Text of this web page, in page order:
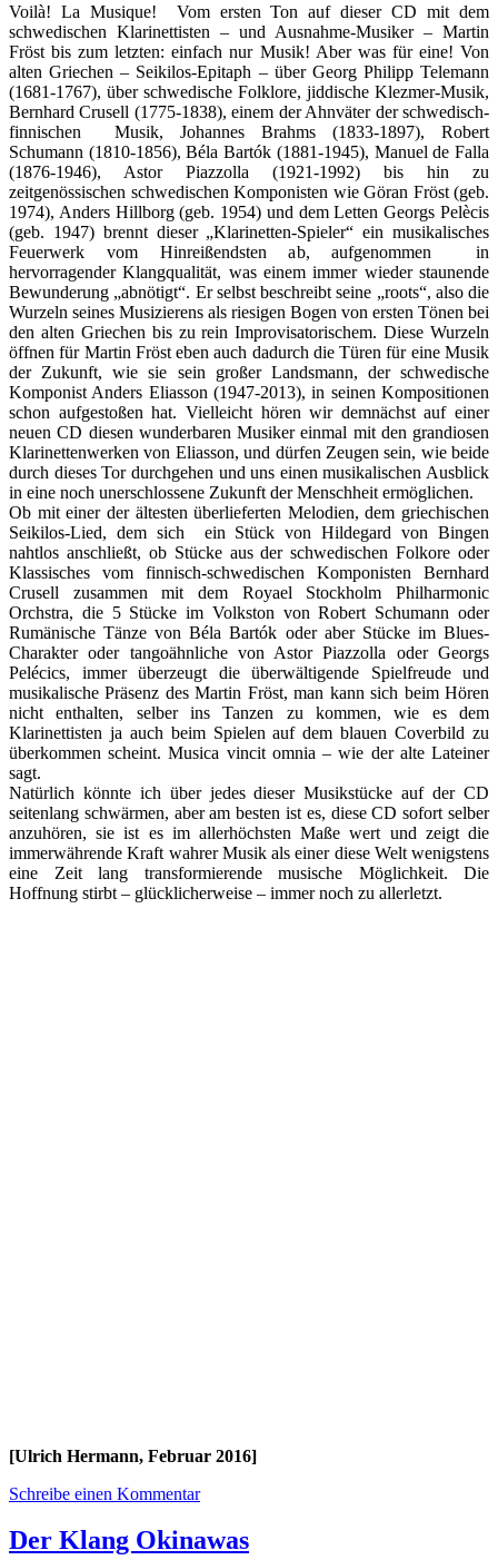
Voilà! La Musique! Vom ersten Ton auf dieser CD mit dem
schwedischen Klarinettisten – und Ausnahme-Musiker – Martin
Fröst bis zum letzten: einfach nur Musik! Aber was für eine! Von
alten Griechen – Seikilos-Epitaph – über Georg Philipp Telemann
(1681-1767), über schwedische Folklore, jiddische Klezmer-Musik,
Bernhard Crusell (1775-1838), einem der Ahnväter der schwedisch-
finnischen Musik, Johannes Brahms (1833-1897), Robert
Schumann (1810-1856), Béla Bartók (1881-1945), Manuel de Falla
(1876-1946), Astor Piazzolla (1921-1992) bis hin zu
zeitgenössischen schwedischen Komponisten wie Göran Fröst (geb.
1974), Anders Hillborg (geb. 1954) und dem Letten Georgs Pelècis
(geb. 1947) brennt dieser „Klarinetten-Spieler“ ein musikalisches
Feuerwerk vom Hinreißendsten ab, aufgenommen in
hervorragender Klangqualität, was einem immer wieder staunende
Bewunderung „abnötigt“. Er selbst beschreibt seine „roots“, also die
Wurzeln seines Musizierens als riesigen Bogen von ersten Tönen bei
den alten Griechen bis zu rein Improvisatorischem. Diese Wurzeln
öffnen für Martin Fröst eben auch dadurch die Türen für eine Musik
der Zukunft, wie sie sein großer Landsmann, der schwedische
Komponist Anders Eliasson (1947-2013), in seinen Kompositionen
schon aufgestoßen hat. Vielleicht hören wir demnächst auf einer
neuen CD diesen wunderbaren Musiker einmal mit den grandiosen
Klarinettenwerken von Eliasson, und dürfen Zeugen sein, wie beide
durch dieses Tor durchgehen und uns einen musikalischen Ausblick
in eine noch unerschlossene Zukunft der Menschheit ermöglichen.
Ob mit einer der ältesten überlieferten Melodien, dem griechischen
Seikilos-Lied, dem sich ein Stück von Hildegard von Bingen
nahtlos anschließt, ob Stücke aus der schwedischen Folkore oder
Klassisches vom finnisch-schwedischen Komponisten Bernhard
Crusell zusammen mit dem Royael Stockholm Philharmonic
Orchstra, die 5 Stücke im Volkston von Robert Schumann oder
Rumänische Tänze von Béla Bartók oder aber Stücke im Blues-
Charakter oder tangoähnliche von Astor Piazzolla oder Georgs
Pelécics, immer überzeugt die überwältigende Spielfreude und
musikalische Präsenz des Martin Fröst, man kann sich beim Hören
nicht enthalten, selber ins Tanzen zu kommen, wie es dem
Klarinettisten ja auch beim Spielen auf dem blauen Coverbild zu
überkommen scheint. Musica vincit omnia – wie der alte Lateiner
sagt.
Natürlich könnte ich über jedes dieser Musikstücke auf der CD
seitenlang schwärmen, aber am besten ist es, diese CD sofort selber
anzuhören, sie ist es im allerhöchsten Maße wert und zeigt die
immerwährende Kraft wahrer Musik als einer diese Welt wenigstens
eine Zeit lang transformierende musische Möglichkeit. Die
Hoffnung stirbt – glücklicherweise – immer noch zu allerletzt.
[Ulrich Hermann, Februar 2016]
Schreibe einen Kommentar
Der Klang Okinawas